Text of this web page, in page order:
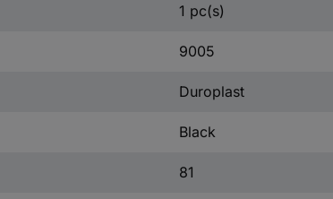
1 pc(s)
9005
Duroplast
Black
81